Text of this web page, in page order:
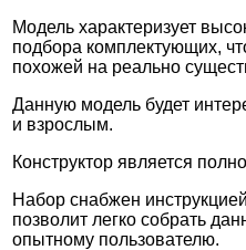
Модель характеризует
подбора комплектующих,
похожей на реально
Данную модель будет
и взрослым.
Конструктор является
Набор снабжен
позволит легко собрать
опытному пользователю.